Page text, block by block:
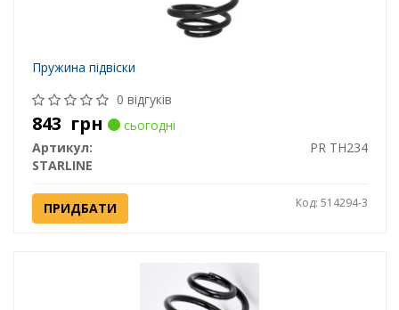
Пружина підвіски
0 відгуків
843 грн
сьогодні
Артикул:
PR TH234
STARLINE
ПРИДБАТИ Код: 514294-3